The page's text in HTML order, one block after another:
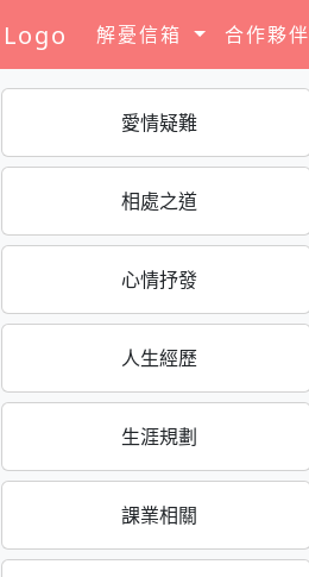
解憂信箱 合作夥伴
愛情疑難
相處之道
心情抒發
人生經歷
生涯規劃
課業相關